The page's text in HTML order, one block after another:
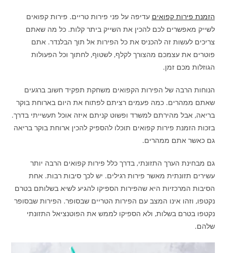
הזמנת פירות קפואים עדיפה על פני פירות טריים. פירות קפואים
לשייק מאפשרים לכם להכין את השייק ביתר קלות. כל מה שאתם
צריכים לעשות זה להכניס את כל הפירות אל תוך הבלנדר. אתם
פוטרים את עצמכם מהצורך לקלף, לשטוף, לחתוך וכל הפעולות
הגוזלות מכם זמן.
הנוחות הרבה של הפירות הקפואים משחקת תפקיד חשוב ברגעים
שאתם ממהרים. כמה פעמים רציתם לפתוח את היום בארוחת בוקר
בריאה, אבל מהירתם למשרד ופשוט קניתם איזה אוכל תעשייתי בדרך.
בזכות הזמנת פירות קפואים תוכלו להספיק להכין ארוחת בוקר בריאה
גם כאשר אתם ממהרים.
גם מבחינת הערך התזונתי, בדרך כלל פירות קפואים הרבה יותר
עשירים תזונתית מאשר פירות רגילים. יש לכך סיבות רבות. אחת
הסיבות המרכזיות היא שהפירות הספיקו להגיע לשיא בשלותם בטרם
נקטפו, וזהו אינו המצב עם הפירות הטריים שבסופר. הפירות שבסופר
נקטפו בטרם בשלות, ולא הספיקו לממש את הפוטנציאל התזונתי
שלהם.